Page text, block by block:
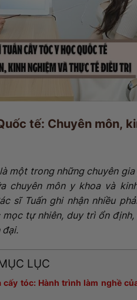
tế: Chuyên môn,
một trong những chuyên
chuyên môn y khoa và
sĩ Tuấn ghi nhận nhiều
tự nhiên, duy trì ổn
đại.
LỤC
tóc: Hành trình làm nghề